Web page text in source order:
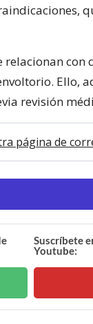
relacionan con
Ello,
revisión
página de
Suscríbete
Youtube: